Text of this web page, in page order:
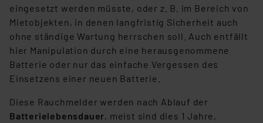
eingesetzt werden müsste, oder z. B. im Bereich von
Mietobjekten, in denen langfristig Sicherheit auch
ohne ständige Wartung herrschen soll. Auch entfällt
hier Manipulation durch eine herausgenommene
Batterie oder nur das einfache Vergessen des
Einsetzens einer neuen Batterie.
Diese Rauchmelder werden nach Ablauf der
Batterielebensdauer, meist sind dies 1 Jahre,